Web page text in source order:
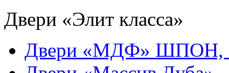
Двери «Элит класса»
Двери «МДФ» ШПОН,